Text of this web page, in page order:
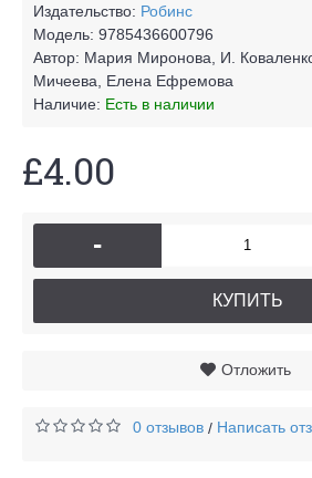
Издательство: Робинс
Модель: 9785436600796
Автор: Мария Миронова, И.
Мичеева, Елена Ефремова
Наличие: Есть в наличии
£4.00
-
КУПИТЬ
Отложить
0 отзывов / Написать